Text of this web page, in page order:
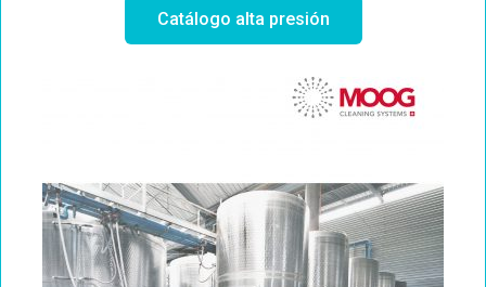
Catálogo alta presión